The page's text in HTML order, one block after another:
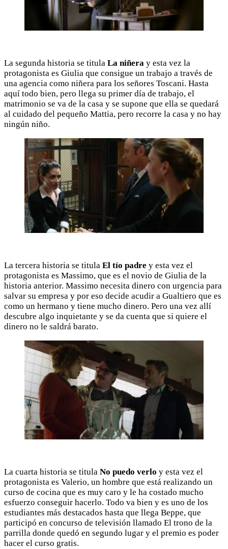
La segunda historia se titula La niñera y esta vez la
protagonista es Giulia que consigue un trabajo a través de
una agencia como niñera para los señores Toscani. Hasta
aquí todo bien, pero llega su primer día de trabajo, el
matrimonio se va de la casa y se supone que ella se quedará
al cuidado del pequeño Mattia, pero recorre la casa y no hay
ningún niño.
La tercera historia se titula El tío padre y esta vez el
protagonista es Massimo, que es el novio de Giulia de la
historia anterior. Massimo necesita dinero con urgencia para
salvar su empresa y por eso decide acudir a Gualtiero que es
como un hermano y tiene mucho dinero. Pero una vez allí
descubre algo inquietante y se da cuenta que si quiere el
dinero no le saldrá barato.
La cuarta historia se titula No puedo verlo y esta vez el
protagonista es Valerio, un hombre que está realizando un
curso de cocina que es muy caro y le ha costado mucho
esfuerzo conseguir hacerlo. Todo va bien y es uno de los
estudiantes más destacados hasta que llega Beppe, que
participó en concurso de televisión llamado El trono de la
parrilla donde quedó en segundo lugar y el premio es poder
hacer el curso gratis.